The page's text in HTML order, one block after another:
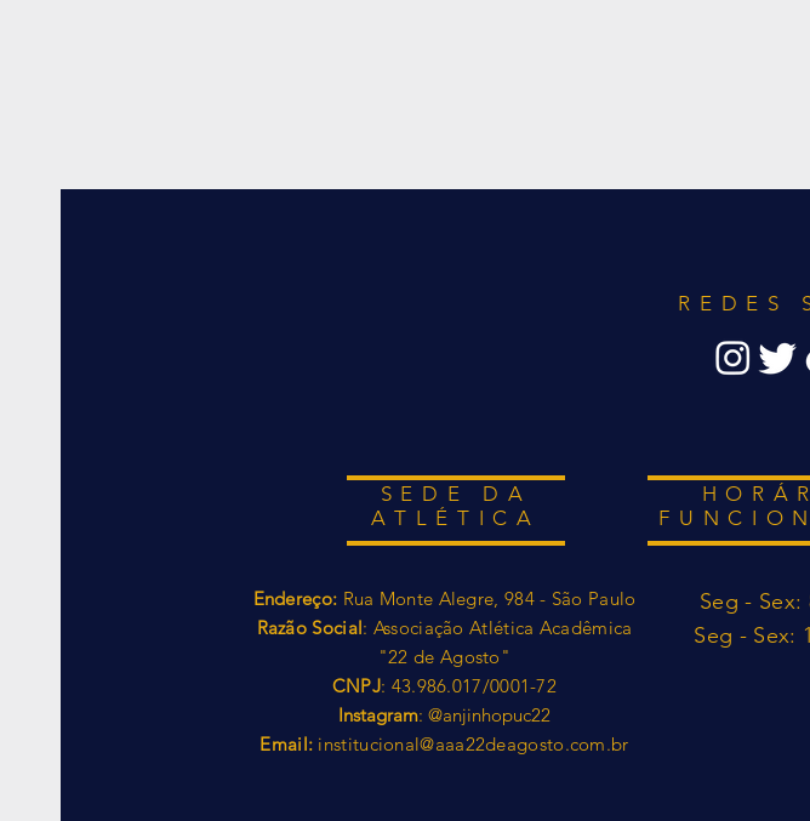
REDES
SEDE DA
ATLÉTICA
Endereço: Rua Monte Alegre, 984 - São Paulo
Razão Social: Associação Atlética Acadêmica
"22 de Agosto"
CNPJ: 43.986.017/0001-72
Instagram: @anjinhopuc22
Email: institucional@aaa22deagosto.com.br
Seg - Sex:
​​Seg - Sex: